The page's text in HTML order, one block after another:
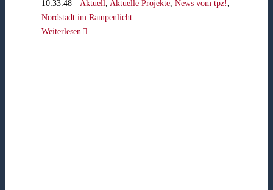
10:33:48 | Aktuell Aktuelle Projekte, News vom tpz!
Nordstadt im Rampenlicht
Weiterlesen